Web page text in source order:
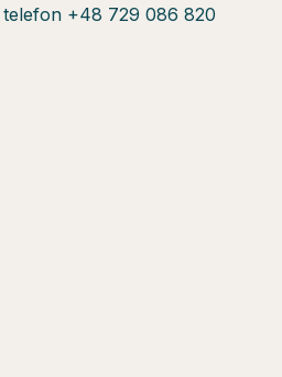
+48 729 086 820